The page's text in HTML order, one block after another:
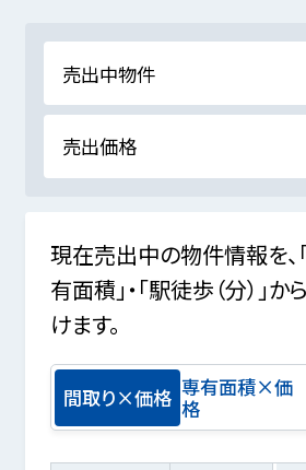
売出中物件
売出価格
現在売出中の物件情報を、「
有面積」・「駅徒歩（分）」
けます。
間取り×価格 専有面積×価
格